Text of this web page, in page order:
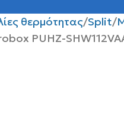
θερμότητας Split
PUHZ-